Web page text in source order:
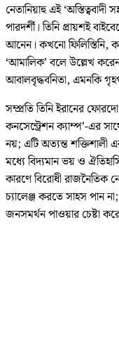
নেতানিয়াহু এই
পারদর্শী। তিনি প্রায়শই
আনেন। কখনো ফিলিস্তিনি,
‘আমালিক’ বলে উল্লেখ
আবালবৃদ্ধবনিতা, এমনকি
সম্প্রতি তিনি ইরানের
কনসেন্ট্রেশন ক্যাম্প’-এর
নয়; এটি অত্যন্ত শক্তিশালী
মধ্যে বিদ্যমান ভয় ও
কারণে বিরোধী
চ্যালেঞ্জ করতে সাহস পান
জনসমর্থন পাওয়ার চেষ্টা